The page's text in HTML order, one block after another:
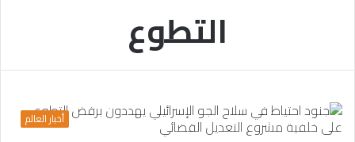
التطوع
أخبار العالم